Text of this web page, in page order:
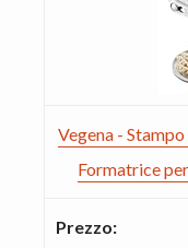
Vegena -
Formatrice